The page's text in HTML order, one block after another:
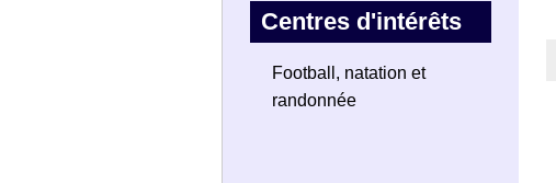
Centres d'intérêts
Football, natation et
randonnée